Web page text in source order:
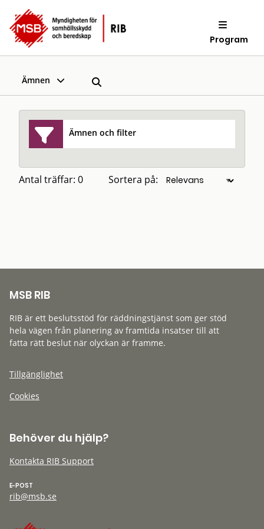
Program
Ämnen
Ämnen och filter
Antal träffar: 0 Sortera på:
MSB RIB
RIB är ett beslutsstöd för räddningstjänst som ger stöd
hela vägen från planering av framtida insatser till att
fatta rätt beslut när olyckan är framme.
Tillgänglighet
Cookies
Behöver du hjälp?
Kontakta RIB Support
E-POST
rib@msb.se